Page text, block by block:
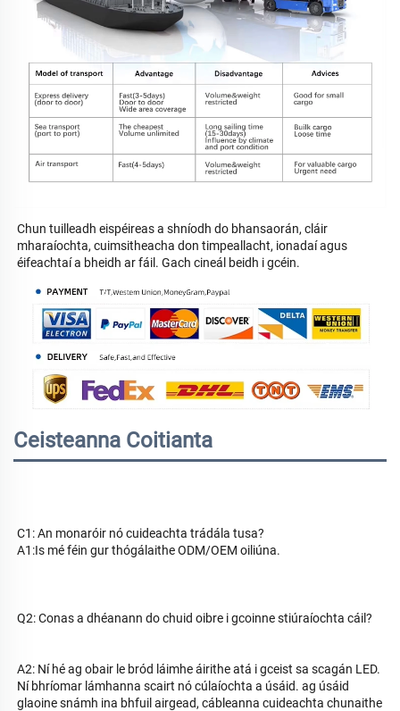
Chun tuilleadh eispéireas a shníodh do bhansaorán, cláir
mharaíochta, cuimsitheacha don timpeallacht, ionadaí agus
éifeachtaí a bheidh ar fáil. Gach cineál beidh i gcéin.
Ceisteanna Coitianta
C1: An monaróir nó cuideachta trádála tusa?
A1:Is mé féin gur thógálaithe ODM/OEM oiliúna.
Q2: Conas a dhéanann do chuid oibre i gcoinne stiúraíochta cáil?
A2: Ní hé ag obair le bród láimhe áirithe atá i gceist sa scagán LED.
Ní bhríomar lámhanna scairt nó cúlaíochta a úsáid. ag úsáid
glaoine snámh ina bhfuil airgead, cábleanna cuideachta chunaithe